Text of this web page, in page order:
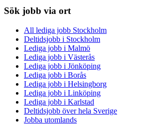
Sök jobb via ort
All lediga jobb Stockholm
Deltidsjobb i Stockholm
Lediga jobb i Malmö
Lediga jobb i Västerås
Lediga jobb i Jönköping
Lediga jobb i Borås
Lediga jobb i Helsingborg
Lediga jobb i Linköping
Lediga jobb i Karlstad
Deltidsjobb över hela Sverige
Jobba utomlands